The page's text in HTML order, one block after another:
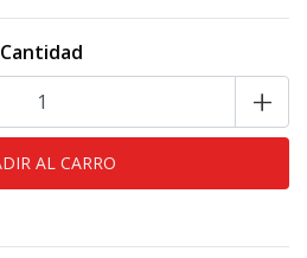
Cantidad
+